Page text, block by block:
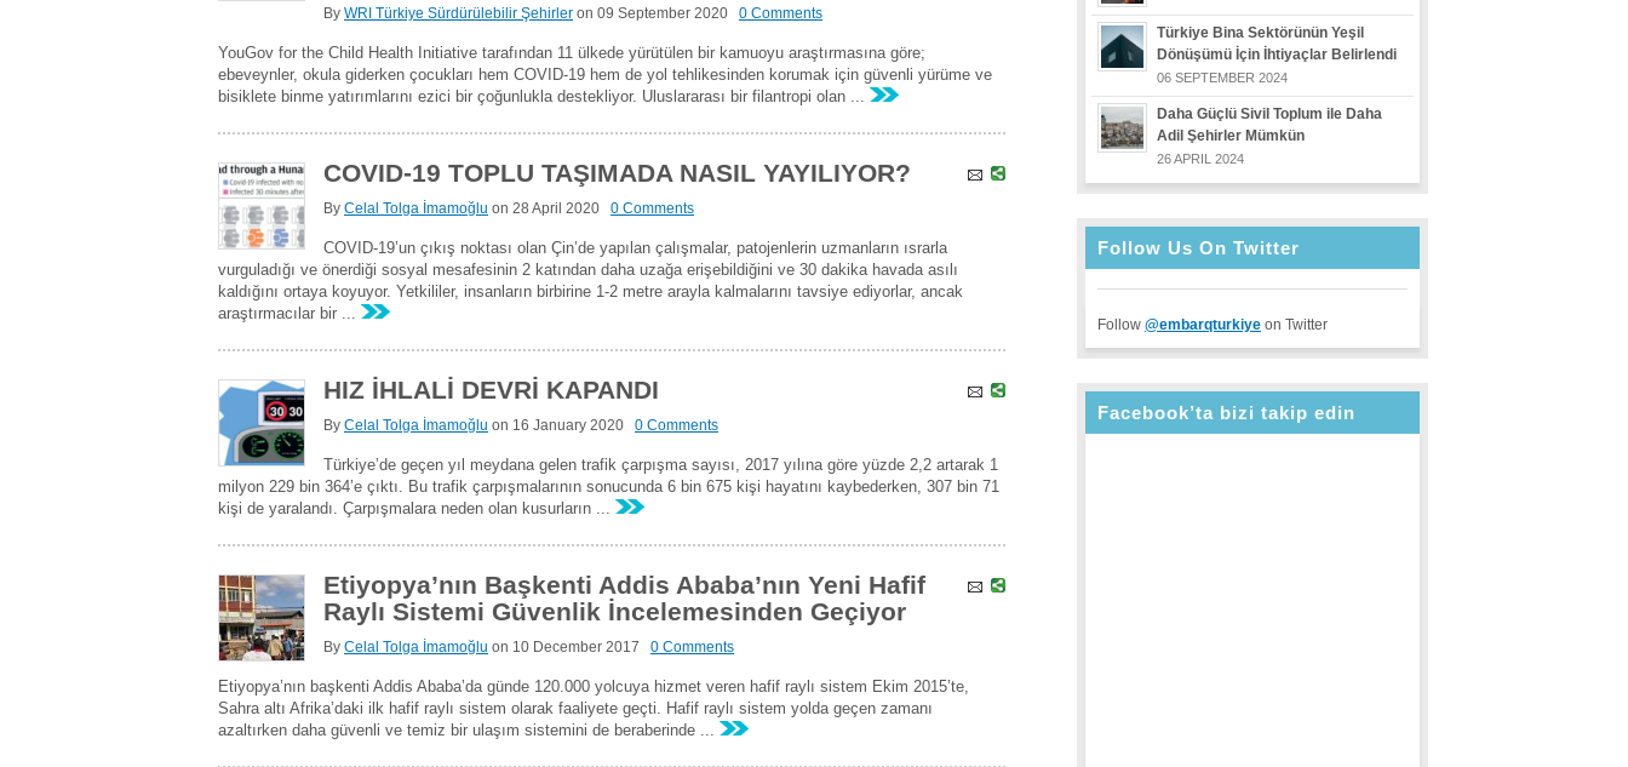
Türkiye Bina Sektörünün Yeşil
Dönüşümü İçin İhtiyaçlar Belirlendi
06 SEPTEMBER 2024
Daha Güçlü Sivil Toplum ile Daha
Adil Şehirler Mümkün
26 APRIL 2024
Follow Us On Twitter
Follow @embarqturkiye on Twitter
Facebook’ta bizi takip edin
By WRI Türkiye Sürdürülebilir Şehirler on 09 September 2020 0 Comments
YouGov for the Child Health Initiative tarafından 11 ülkede yürütülen bir kamuoyu araştırmasına göre;
ebeveynler, okula giderken çocukları hem COVID-19 hem de yol tehlikesinden korumak için güvenli yürüme ve
bisiklete binme yatırımlarını ezici bir çoğunlukla destekliyor. Uluslararası bir filantropi olan ...
COVID-19 TOPLU TAŞIMADA NASIL YAYILIYOR?
By Celal Tolga İmamoğlu on 28 April 2020 0 Comments
COVID-19’un çıkış noktası olan Çin’de yapılan çalışmalar, patojenlerin uzmanların ısrarla
vurguladığı ve önerdiği sosyal mesafesinin 2 katından daha uzağa erişebildiğini ve 30 dakika havada asılı
kaldığını ortaya koyuyor. Yetkililer, insanların birbirine 1-2 metre arayla kalmalarını tavsiye ediyorlar, ancak
araştırmacılar bir ...
HIZ İHLALİ DEVRİ KAPANDI
By Celal Tolga İmamoğlu on 16 January 2020 0 Comments
Türkiye’de geçen yıl meydana gelen trafik çarpışma sayısı, 2017 yılına göre yüzde 2,2 artarak 1
milyon 229 bin 364’e çıktı. Bu trafik çarpışmalarının sonucunda 6 bin 675 kişi hayatını kaybederken, 307 bin 71
kişi de yaralandı. Çarpışmalara neden olan kusurların ...
Etiyopya’nın Başkenti Addis Ababa’nın Yeni Hafif
Raylı Sistemi Güvenlik İncelemesinden Geçiyor
By Celal Tolga İmamoğlu on 10 December 2017 0 Comments
Etiyopya’nın başkenti Addis Ababa’da günde 120.000 yolcuya hizmet veren hafif raylı sistem Ekim 2015’te,
Sahra altı Afrika’daki ilk hafif raylı sistem olarak faaliyete geçti. Hafif raylı sistem yolda geçen zamanı
azaltırken daha güvenli ve temiz bir ulaşım sistemini de beraberinde ...